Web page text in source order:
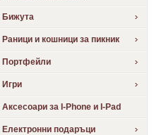
Бижута
Раници и кошници за пикник
Портфейли
Игри
Аксесоари за I-Phone и I-Pad
Електронни подаръци